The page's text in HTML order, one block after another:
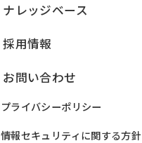
ナレッジベース
採用情報
お問い合わせ
プライバシーポリシー
情報セキュリティに関する方針